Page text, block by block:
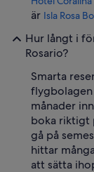
är Isla Rosa
Hur långt i
Rosario?
Smarta
flygbolagen
månader
boka riktigt
gå på
hittar
att sätta